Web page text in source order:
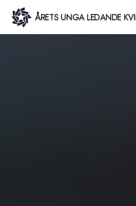
Hoppa
till
ÅRETS UNGA LEDANDE